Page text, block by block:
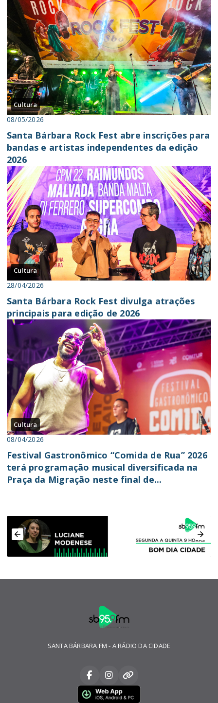
Cultura
08/05/2026
Santa Bárbara Rock Fest abre inscrições para
bandas e artistas independentes da edição
2026
Cultura
28/04/2026
Santa Bárbara Rock Fest divulga atrações
principais para edição de 2026
Cultura
08/04/2026
Festival Gastronômico “Comida de Rua” 2026
terá programação musical diversificada na
Praça da Migração neste final de...
SANTA BÁRBARA FM - A RÁDIO DA CIDADE